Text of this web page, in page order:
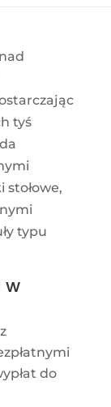
tyś
typu
w
do